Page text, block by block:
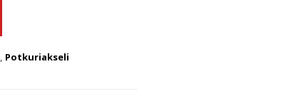
, Potkuriakseli